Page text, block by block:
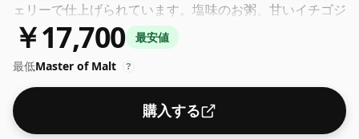
ェリーで仕上げられています。塩味のお粥、甘いイチゴジ
ャム、ふっくらとしたレーズンの芳醇な香りが鼻から漂い
ます。口に含むと、そのテーマが引き継がれ、クリーミー
なダークチョコレート、ほんのりとしたシナモン、そして
濃厚なレーズンの奥深さが感じられます。最後にリコリス
のささやきが最後に現れます。
￥17,700
最安値
最低Master of Malt ?
購入する